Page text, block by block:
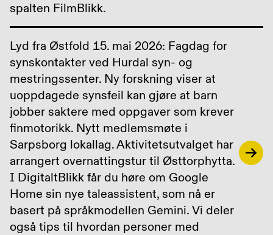
spalten FilmBlikk.
Lyd fra Østfold 15. mai 2026: Fagdag for
synskontakter ved Hurdal syn- og
mestringssenter. Ny forskning viser at
uoppdagede synsfeil kan gjøre at barn
jobber saktere med oppgaver som krever
finmotorikk. Nytt medlemsmøte i
Sarpsborg lokallag. Aktivitetsutvalget har
arrangert overnattingstur til Østtorphytta.
I DigitaltBlikk får du høre om Google
Home sin nye taleassistent, som nå er
basert på språkmodellen Gemini. Vi deler
også tips til hvordan personer med